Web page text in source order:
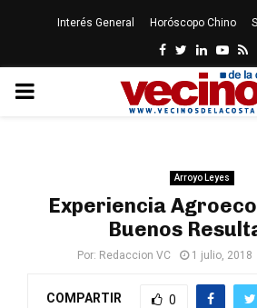
Interés General Horóscopo Chino
Facebook
Twitter
Linkedin
PRIMARY
Arroyo Leyes
Experiencia
Buenos
Por: Redaccion VC 1 julio, 2018
COMPARTIR 0